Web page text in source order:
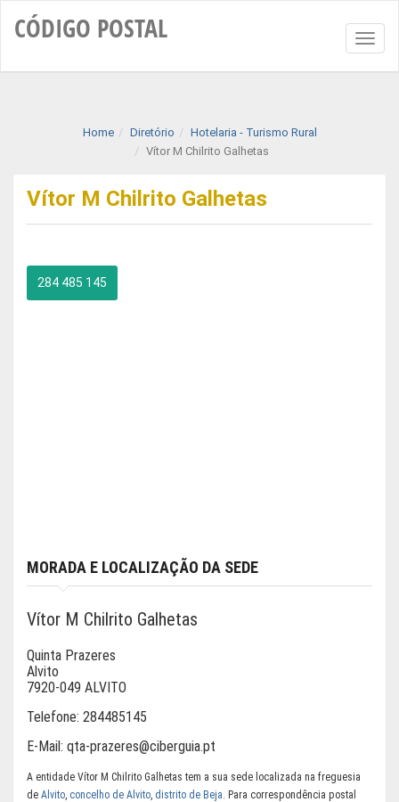
CÓDIGO POSTAL
Home Diretório
Hotelaria - Turismo Rural
Vítor M Chilrito Galhetas
Vítor M Chilrito Galhetas
284 485 145
MORADA E LOCALIZAÇÃO DA SEDE
Vítor M Chilrito Galhetas
Quinta Prazeres
Alvito
7920-049 ALVITO
Telefone: 284485145
E-Mail: qta-prazeres@ciberguia.pt
A entidade Vítor M Chilrito Galhetas tem a sua sede localizada na freguesia
de Alvito, concelho de Alvito, distrito de Beja. Para correspondência postal